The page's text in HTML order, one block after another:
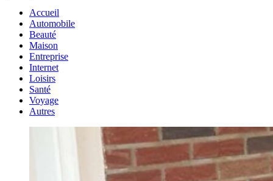
Accueil
Automobile
Beauté
Maison
Entreprise
Internet
Loisirs
Santé
Voyage
Autres